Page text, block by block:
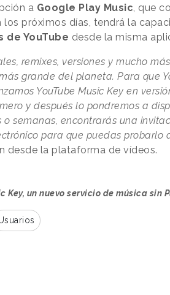
a Google Play Music , que
los próximos días, tendrá la
de YouTube desde la misma
remixes, versiones y mucho
grande del planeta. Para que
YouTube Music Key en
y después lo pondremos a
o semanas, encontrarás una
para que puedas probarlo
desde la plataforma de vídeos.
Key, un nuevo servicio de música sin